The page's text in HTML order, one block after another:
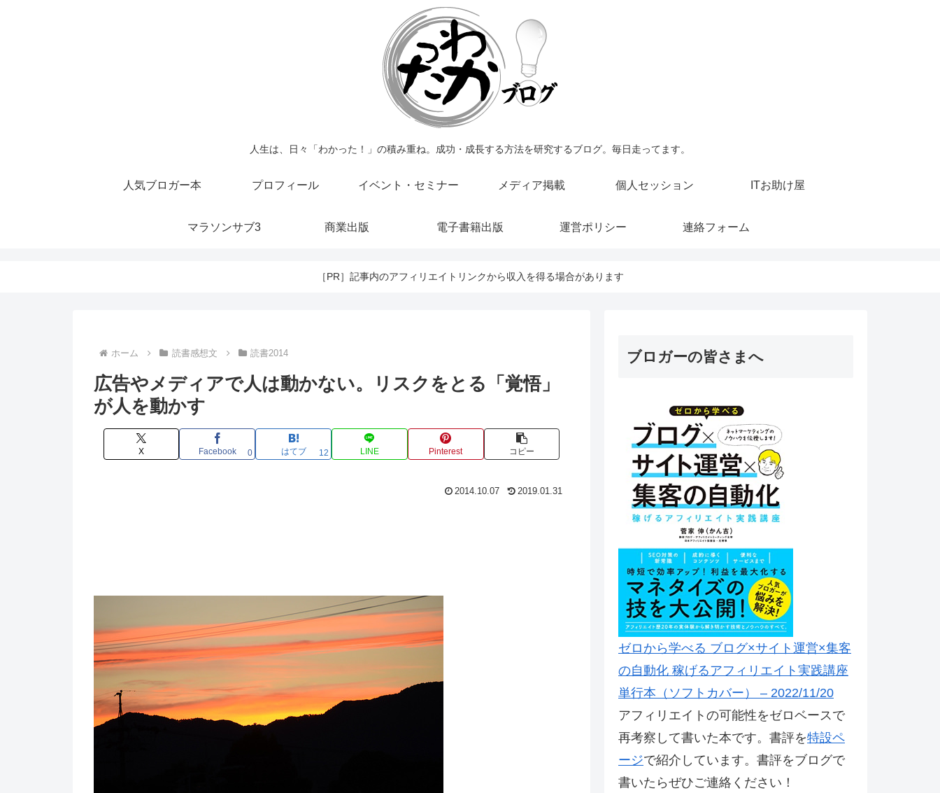
人生は、日々「わかった！」の積み重ね。成功・成長する方法を研究するブログ。毎日走ってます。
人気ブロガー本 プロフィール イベント・セミナー メディア掲載 個人セッション ITお助け屋
マラソンサブ3 商業出版 電子書籍出版 運営ポリシー 連絡フォーム
［PR］記事内のアフィリエイトリンクから収入を得る場合があります
ホーム 読書感想文 読書2014
広告やメディアで人は動かない。リスクをとる「覚悟」
が人を動かす
X Facebook 0 はてブ 12 LINE Pinterest コピー
2014.10.07 2019.01.31
ブロガーの皆さまへ
ゼロから学べる ブログ×サイト運営×集客
の自動化 稼げるアフィリエイト実践講座
単行本（ソフトカバー） – 2022/11/20
アフィリエイトの可能性をゼロベースで
再考察して書いた本です。書評を特設ペ
ージで紹介しています。書評をブログで
書いたらぜひご連絡ください！